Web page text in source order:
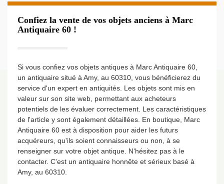
Confiez la vente de vos objets anciens à Marc
Antiquaire 60 !
Si vous confiez vos objets antiques à Marc Antiquaire 60,
un antiquaire situé à Amy, au 60310, vous bénéficierez du
service d'un expert en antiquités. Les objets sont mis en
valeur sur son site web, permettant aux acheteurs
potentiels de les évaluer correctement. Les caractéristiques
de l'article y sont également détaillées. En boutique, Marc
Antiquaire 60 est à disposition pour aider les futurs
acquéreurs, qu'ils soient connaisseurs ou non, à se
renseigner sur votre objet antique. N'hésitez pas à le
contacter. C'est un antiquaire honnête et sérieux basé à
Amy, au 60310.